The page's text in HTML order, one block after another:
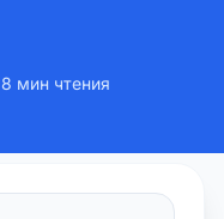
8 мин чтения